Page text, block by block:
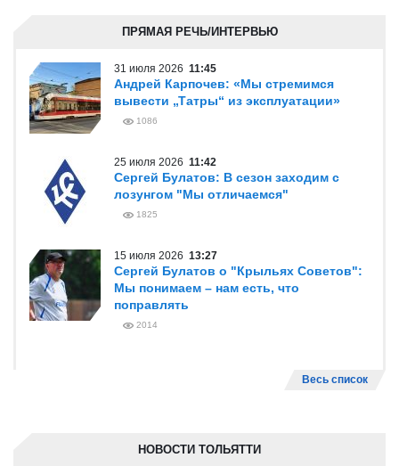
ПРЯМАЯ РЕЧЬ/ИНТЕРВЬЮ
31 июля 2026 11:45
Андрей Карпочев: «Мы стремимся
вывести „Татры“ из эксплуатации»
1086
25 июля 2026 11:42
Сергей Булатов: В сезон заходим с
лозунгом "Мы отличаемся"
1825
15 июля 2026 13:27
Сергей Булатов о "Крыльях Советов":
Мы понимаем – нам есть, что
поправлять
2014
Весь список
НОВОСТИ ТОЛЬЯТТИ